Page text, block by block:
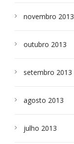
novembro 2013
outubro 2013
setembro 2013
agosto 2013
julho 2013